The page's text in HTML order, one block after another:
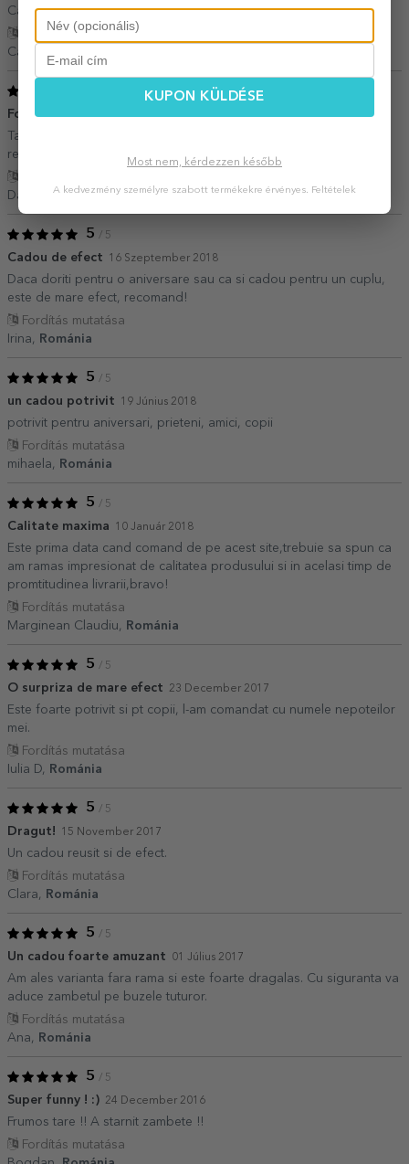
Calitate si seriozitate. Like
Fordítás mutatása
Catalina,
Foarte multumita 18 Február 2019
Tabloul este exact ca in poza. Recomand! Comanda a ajuns
repede.
Daria,
Románia
5 / 5
Cadou de efect 16 Szeptember 2018
Daca doriti pentru o aniversare sau ca si cadou pentru un cuplu,
este de mare efect, recomand!
Fordítás mutatása
Irina,
Románia
5 / 5
un cadou potrivit 19 Június 2018
potrivit pentru aniversari, prieteni, amici, copii
Fordítás mutatása
mihaela,
Románia
5 / 5
Calitate maxima 10 Január 2018
Este prima data cand comand de pe acest site,trebuie sa spun ca
am ramas impresionat de calitatea produsului si in acelasi timp de
promtitudinea livrarii,bravo!
Fordítás mutatása
Marginean Claudiu,
Románia
5 / 5
O surpriza de mare efect 23 December 2017
Este foarte potrivit si pt copii, l-am comandat cu numele nepoteilor
mei.
Fordítás mutatása
Iulia D,
Románia
5 / 5
Dragut! 15 November 2017
Un cadou reusit si de efect.
Fordítás mutatása
Clara,
Románia
5 / 5
Un cadou foarte amuzant 01 Július 2017
Am ales varianta fara rama si este foarte dragalas. Cu siguranta va
aduce zambetul pe buzele tuturor.
Fordítás mutatása
Ana,
Románia
5 / 5
Super funny ! :) 24 December 2016
Frumos tare !! A starnit zambete !!
Fordítás mutatása
KUPON KÜLDÉSE
Most nem, kérdezzen később
A kedvezmény személyre szabott termékekre érvényes. Feltételek